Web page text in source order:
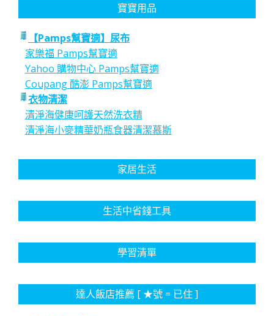
寶寶用品
【Pamps幫寶適】尿布
家樂福 Pamps幫寶適
Yahoo 購物中心 Pamps幫寶適
Coupang 酷澎 Pamps幫寶適
衣物清潔
清淨海健康呵護天然洗衣精
清淨海小麥精華奶瓶食器清潔慕斯
家居生活
生活中省錢工具
學習清單
達人飯店推薦 [ ★號 = 已住 ]